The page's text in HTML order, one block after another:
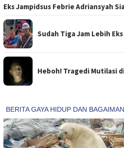
Eks Jampidsus Febrie Adriansyah
Sudah Tiga Jam Lebih
Heboh! Tragedi Mutilasi